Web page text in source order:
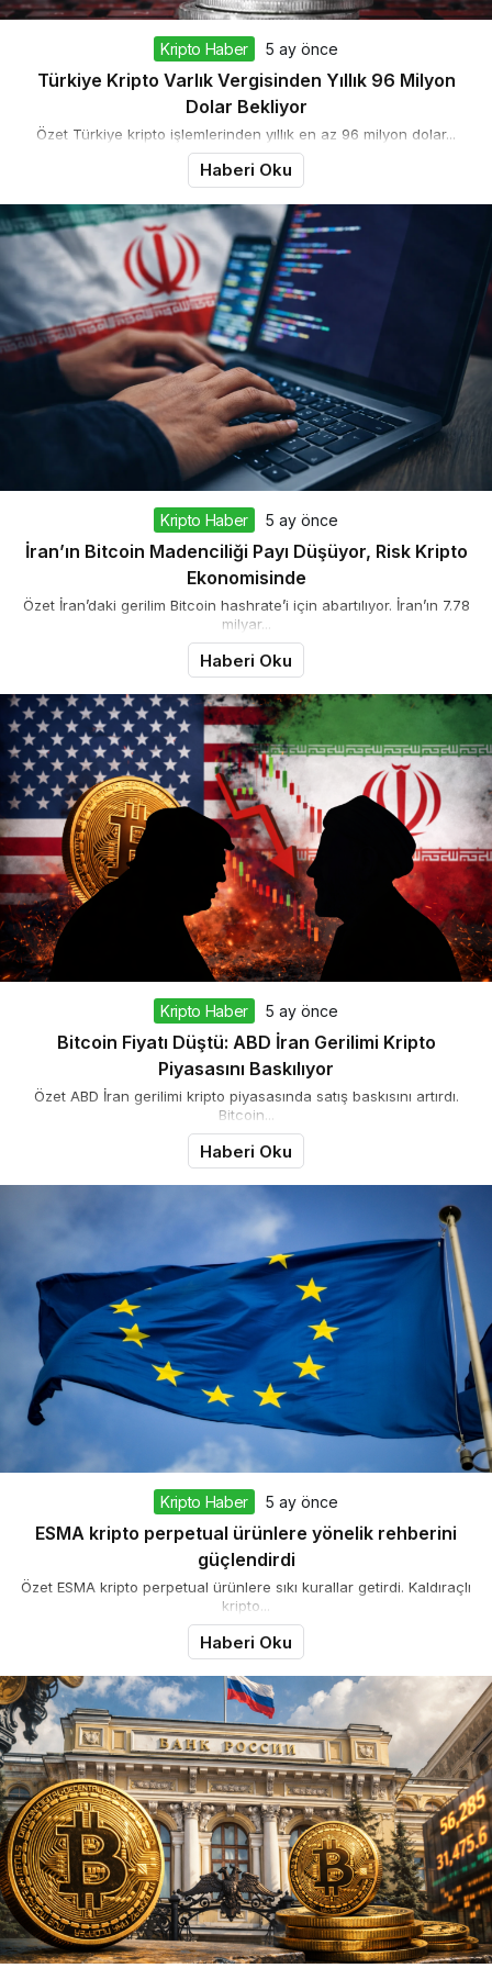
Kripto Haber 5 ay önce
Türkiye Kripto Varlık Vergisinden Yıllık 96 Milyon
Dolar Bekliyor
Özet Türkiye kripto işlemlerinden yıllık en az 96 milyon dolar...
Haberi Oku
Kripto Haber 5 ay önce
İran’ın Bitcoin Madenciliği Payı Düşüyor, Risk Kripto
Ekonomisinde
Özet İran’daki gerilim Bitcoin hashrate’i için abartılıyor. İran’ın 7.78
milyar...
Haberi Oku
Kripto Haber 5 ay önce
Bitcoin Fiyatı Düştü: ABD İran Gerilimi Kripto
Piyasasını Baskılıyor
Özet ABD İran gerilimi kripto piyasasında satış baskısını artırdı.
Bitcoin...
Haberi Oku
Kripto Haber 5 ay önce
ESMA kripto perpetual ürünlere yönelik rehberini
güçlendirdi
Özet ESMA kripto perpetual ürünlere sıkı kurallar getirdi. Kaldıraçlı
kripto...
Haberi Oku